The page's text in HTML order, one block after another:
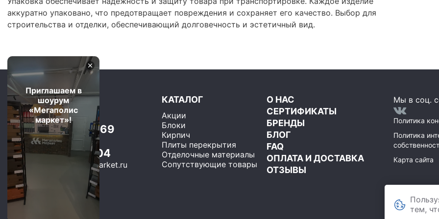
тем,
аккуратно упаковано, что предотвращает повреждения и сохраняет его качество. Выбор для
строительства и отделки, обеспечивающий долговечность и эстетичный вид.
Москва и область
+7 (499) 325-75-69
Бесплатно по РФ
8 (800) 600-22-04
sales@megapolis-market.ru
КАТАЛОГ
Акции
Блоки
Кирпич
Плиты перекрытия
Отделочные материалы
Сопутствующие товары
О НАС
СЕРТИФИКАТЫ
БРЕНДЫ
БЛОГ
FAQ
ОПЛАТА И ДОСТАВКА
ОТЗЫВЫ
Мы в соц.
Политика
Политика
Карта сайта
119071, Москва
строение 1,
Приглашаем в
шоурум
«Мегаполис
маркет»!